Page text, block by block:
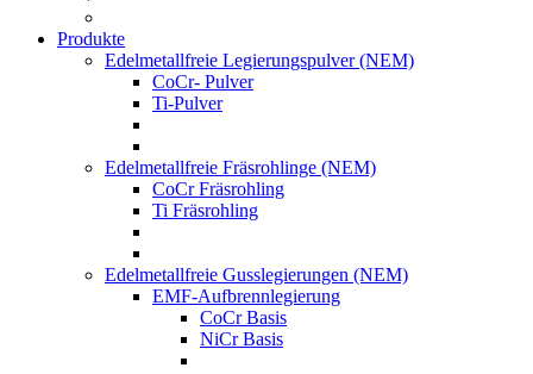
Produkte
Edelmetallfreie Legierungspulver (NEM)
CoCr- Pulver
Ti-Pulver
Edelmetallfreie Fräsrohlinge (NEM)
CoCr Fräsrohling
Ti Fräsrohling
Edelmetallfreie Gusslegierungen (NEM)
EMF-Aufbrennlegierung
CoCr Basis
NiCr Basis